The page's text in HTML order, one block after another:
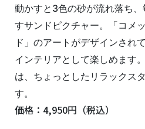
動かすと3色の砂が流れ落ち
すサンドピクチャー。「コメ
ド」のアートがデザインされ
インテリアとして楽しめます
は、ちょっとしたリラックス
す。
価格：4,950円（税込）